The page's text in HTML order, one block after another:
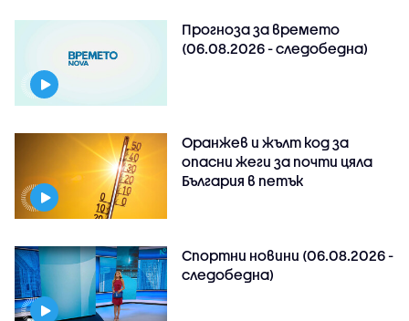
Прогноза за времето
(06.08.2026 - следобедна)
Оранжев и жълт код за
опасни жеги за почти цяла
България в петък
Спортни новини (06.08.2026 -
следобедна)